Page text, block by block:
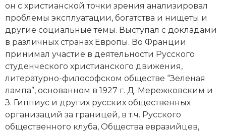
Общественные объединения и организации
Политическая история
Революции и народные движения
Религия и церковь
Россия
Северная Америка
он с христианской точки зрения анализировал
проблемы эксплуатации, богатства и нищеты и
другие социальные темы. Выступал с докладами
в различных странах Европы. Во Франции
принимал участие в деятельности Русского
студенческого христианского движения,
литературно-философском обществе “Зеленая
лампа”, основанном в 1927 г. Д. Мережковским и
З. Гиппиус и других русских общественных
организаций за границей, в т.ч. Русского
общественного клуба, Общества евразийцев,